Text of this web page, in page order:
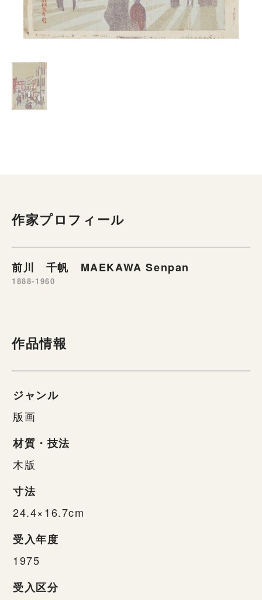
作家プロフィール
前川 千帆 MAEKAWA Senpan
1888-1960
作品情報
ジャンル
版画
材質・技法
木版
寸法
24.4×16.7cm
受入年度
1975
受入区分